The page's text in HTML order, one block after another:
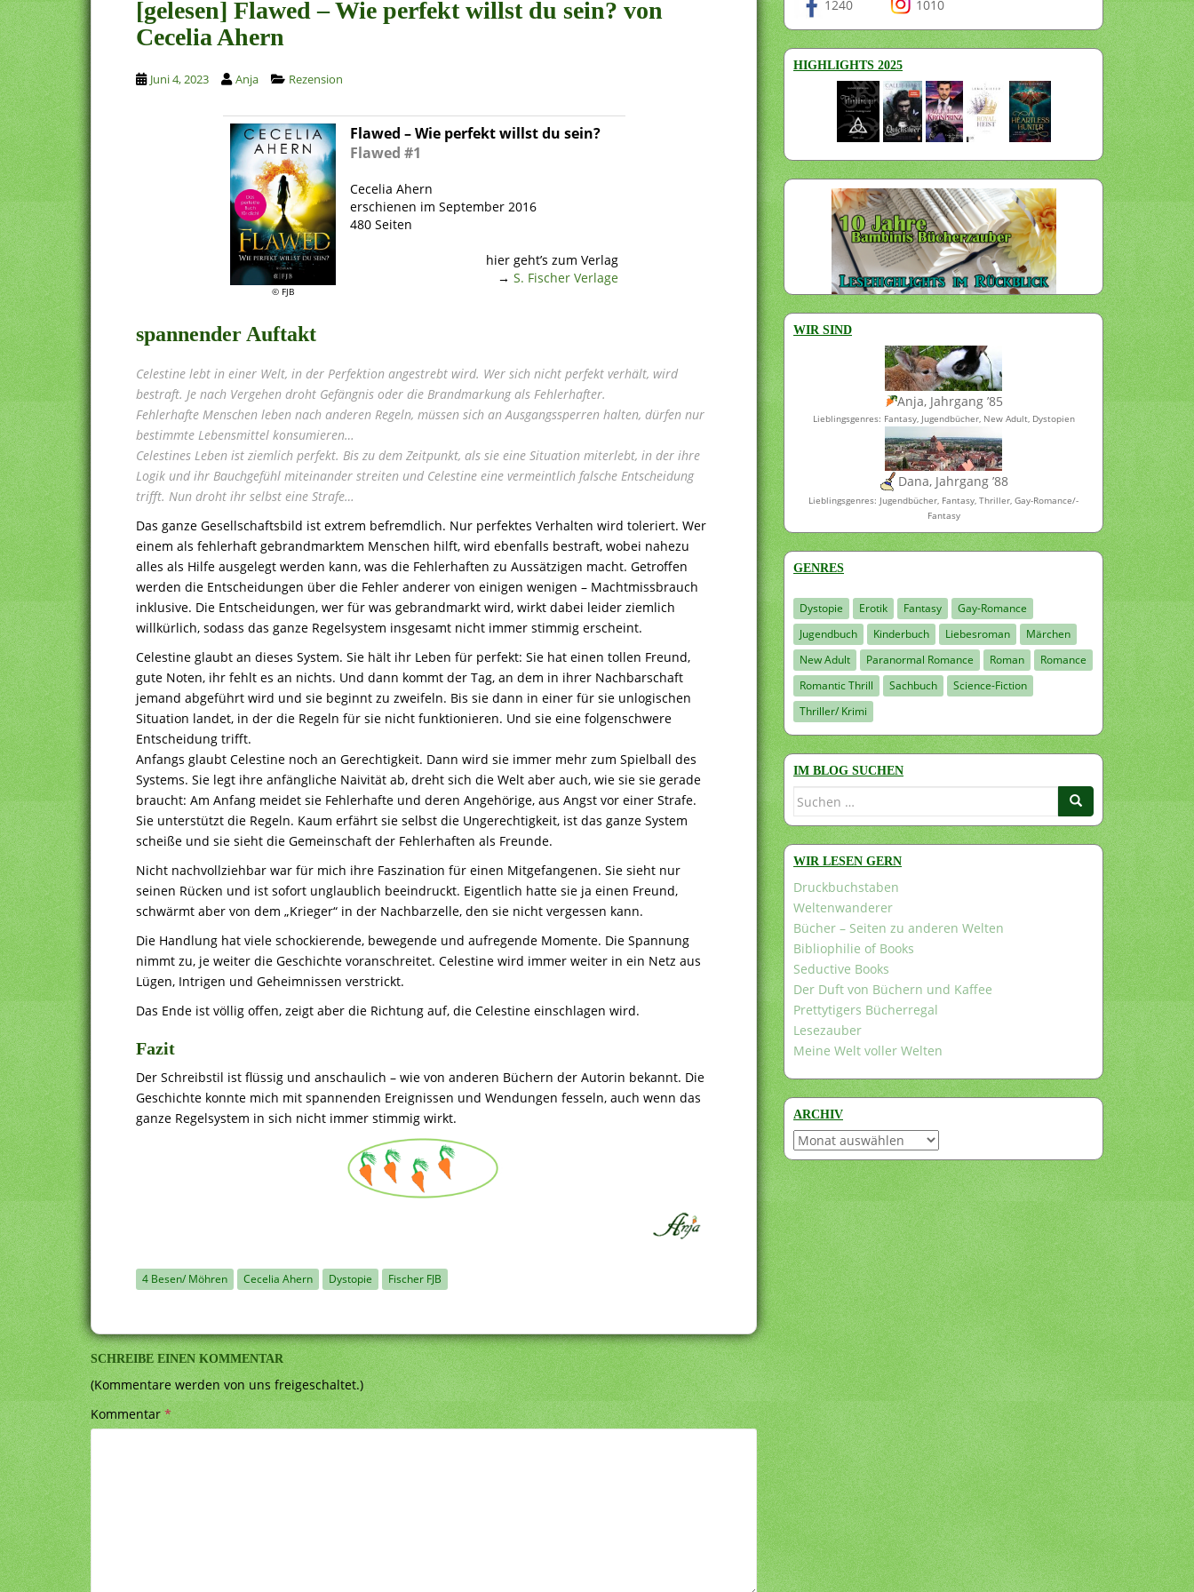
[gelesen] Flawed – Wie perfekt willst du sein? von
Cecelia Ahern
Juni 4, 2023 Anja Rezension
© FJB
Flawed – Wie perfekt willst du sein?
Flawed #1
Cecelia Ahern
erschienen im September 2016
480 Seiten
hier geht’s zum Verlag
→ S. Fischer Verlage
spannender Auftakt
Celestine lebt in einer Welt, in der Perfektion angestrebt wird. Wer sich nicht perfekt verhält, wird
bestraft. Je nach Vergehen droht Gefängnis oder die Brandmarkung als Fehlerhafter.
Fehlerhafte Menschen leben nach anderen Regeln, müssen sich an Ausgangssperren halten, dürfen nur
bestimmte Lebensmittel konsumieren…
Celestines Leben ist ziemlich perfekt. Bis zu dem Zeitpunkt, als sie eine Situation miterlebt, in der ihre
Logik und ihr Bauchgefühl miteinander streiten und Celestine eine vermeintlich falsche Entscheidung
trifft. Nun droht ihr selbst eine Strafe…
Das ganze Gesellschaftsbild ist extrem befremdlich. Nur perfektes Verhalten wird toleriert. Wer
einem als fehlerhaft gebrandmarktem Menschen hilft, wird ebenfalls bestraft, wobei nahezu
alles als Hilfe ausgelegt werden kann, was die Fehlerhaften zu Aussätzigen macht. Getroffen
werden die Entscheidungen über die Fehler anderer von einigen wenigen – Machtmissbrauch
inklusive. Die Entscheidungen, wer für was gebrandmarkt wird, wirkt dabei leider ziemlich
willkürlich, sodass das ganze Regelsystem insgesamt nicht immer stimmig erscheint.
Celestine glaubt an dieses System. Sie hält ihr Leben für perfekt: Sie hat einen tollen Freund,
gute Noten, ihr fehlt es an nichts. Und dann kommt der Tag, an dem in ihrer Nachbarschaft
jemand abgeführt wird und sie beginnt zu zweifeln. Bis sie dann in einer für sie unlogischen
Situation landet, in der die Regeln für sie nicht funktionieren. Und sie eine folgenschwere
Entscheidung trifft.
Anfangs glaubt Celestine noch an Gerechtigkeit. Dann wird sie immer mehr zum Spielball des
Systems. Sie legt ihre anfängliche Naivität ab, dreht sich die Welt aber auch, wie sie sie gerade
braucht: Am Anfang meidet sie Fehlerhafte und deren Angehörige, aus Angst vor einer Strafe.
Sie unterstützt die Regeln. Kaum erfährt sie selbst die Ungerechtigkeit, ist das ganze System
scheiße und sie sieht die Gemeinschaft der Fehlerhaften als Freunde.
Nicht nachvollziehbar war für mich ihre Faszination für einen Mitgefangenen. Sie sieht nur
seinen Rücken und ist sofort unglaublich beeindruckt. Eigentlich hatte sie ja einen Freund,
schwärmt aber von dem „Krieger“ in der Nachbarzelle, den sie nicht vergessen kann.
Die Handlung hat viele schockierende, bewegende und aufregende Momente. Die Spannung
nimmt zu, je weiter die Geschichte voranschreitet. Celestine wird immer weiter in ein Netz aus
Lügen, Intrigen und Geheimnissen verstrickt.
Das Ende ist völlig offen, zeigt aber die Richtung auf, die Celestine einschlagen wird.
Fazit
Der Schreibstil ist flüssig und anschaulich – wie von anderen Büchern der Autorin bekannt. Die
Geschichte konnte mich mit spannenden Ereignissen und Wendungen fesseln, auch wenn das
ganze Regelsystem in sich nicht immer stimmig wirkt.
4 Besen/ Möhren Cecelia Ahern Dystopie Fischer FJB
SCHREIBE EINEN KOMMENTAR
(Kommentare werden von uns freigeschaltet.)
Kommentar*
1240 1010
HIGHLIGHTS 2025
WIR SIND
Anja, Jahrgang ’85
Lieblingsgenres: Fantasy, Jugendbücher, New Adult, Dystopien
Dana, Jahrgang ’88
Lieblingsgenres: Jugendbücher, Fantasy, Thriller, Gay-Romance/-
Fantasy
GENRES
Dystopie Erotik Fantasy
Gay-Romance
Jugendbuch
Kinderbuch Liebesroman
Märchen
New Adult
Paranormal Romance Roman
Romance
Romantic Thrill
Sachbuch
Science-Fiction
Thriller/ Krimi
IM BLOG SUCHEN
Suchen
WIR LESEN GERN
Druckbuchstaben
Weltenwanderer
Bücher – Seiten zu anderen Welten
Bibliophilie of Books
Seductive Books
Der Duft von Büchern und Kaffee
Prettytigers Bücherregal
Lesezauber
Meine Welt voller Welten
ARCHIV
Archiv